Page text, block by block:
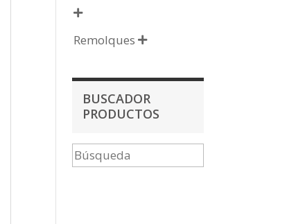

Remolques 
BUSCADOR
PRODUCTOS